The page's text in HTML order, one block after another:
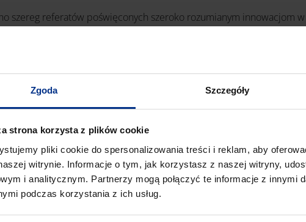
Zgoda Szczegóły
strona korzysta z plików cookie
pliki cookie do spersonalizowania treści i reklam, aby
witrynie. Informacje o tym, jak korzystasz z naszej witryny,
i analitycznym. Partnerzy mogą połączyć te informacje z innymi
podczas korzystania z ich usług.
szereg referatów poświęconych szeroko rozumianym innowacjom